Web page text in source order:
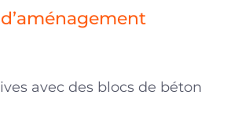
avec des blocs de béton